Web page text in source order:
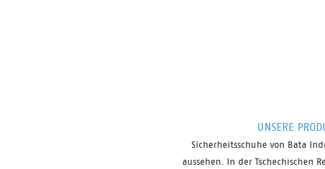
UNSERE
Sicherheitsschuhe von Bata
aussehen. In der Tschechischen